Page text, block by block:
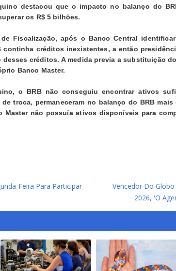
destacou que o impacto no balanço do
os R$ 5 bilhões.
Fiscalização, após o Banco Central
continha créditos inexistentes, a então
desses créditos. A medida previa a substituição
Banco Master.
o BRB não conseguiu encontrar ativos
troca, permaneceram no balanço do BRB
Master não possuía ativos disponíveis para
Feira Para Participar
Vencedor Do
2026, 'O